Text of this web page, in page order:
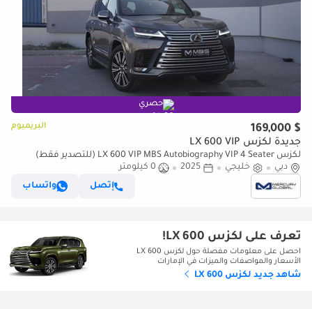
حصري
$ 169,000 البريميوم
جديدة لكزس LX 600 VIP
لكزس LX 600 VIP MBS Autobiography VIP 4 Seater (للتصدير فقط)
دبي
خليجي 2025
0 كيلومتر
إتصل
واتساب
تعرف على لكزس LX 600!
احصل على معلومات مفصلة حول لكزس LX 600
الأسعار والمواصفات والميزات في الإمارات
شاهد جديد لكزس LX 600